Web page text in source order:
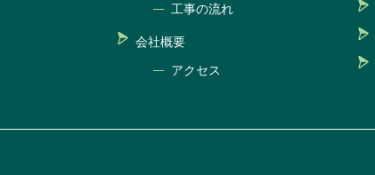
工事の流れ
会社概要
アクセス